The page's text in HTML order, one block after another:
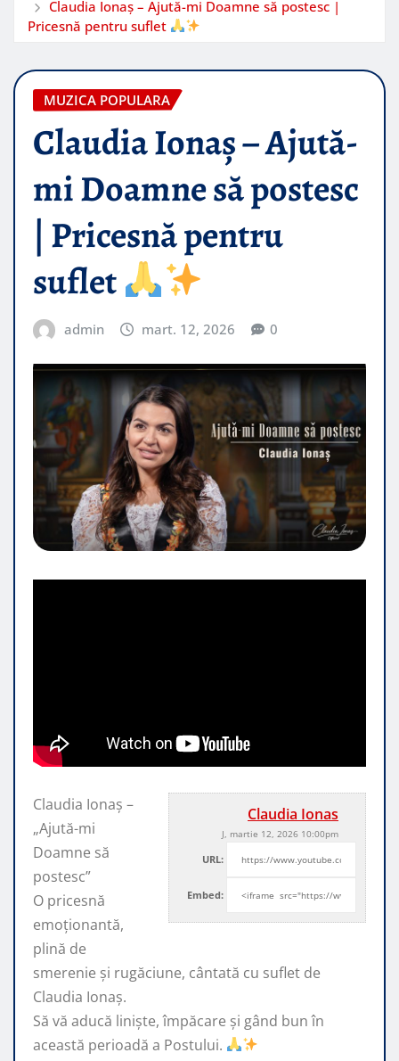
Claudia Ionaș – Ajută-mi Doamne să postesc |
Pricesnă pentru suflet
MUZICA POPULARA
Claudia Ionaș – Ajută-
mi Doamne să postesc
| Pricesnă pentru
suflet
admin mart. 12, 2026 0
Claudia Ionas
J, martie 12, 2026 10:00pm
URL:
Embed:
Claudia Ionaș –
„Ajută-mi
Doamne să
postesc”
O pricesnă
emoționantă,
plină de
smerenie și rugăciune, cântată cu suflet de
Claudia Ionaș.
Să vă aducă liniște, împăcare și gând bun în
această perioadă a Postului.